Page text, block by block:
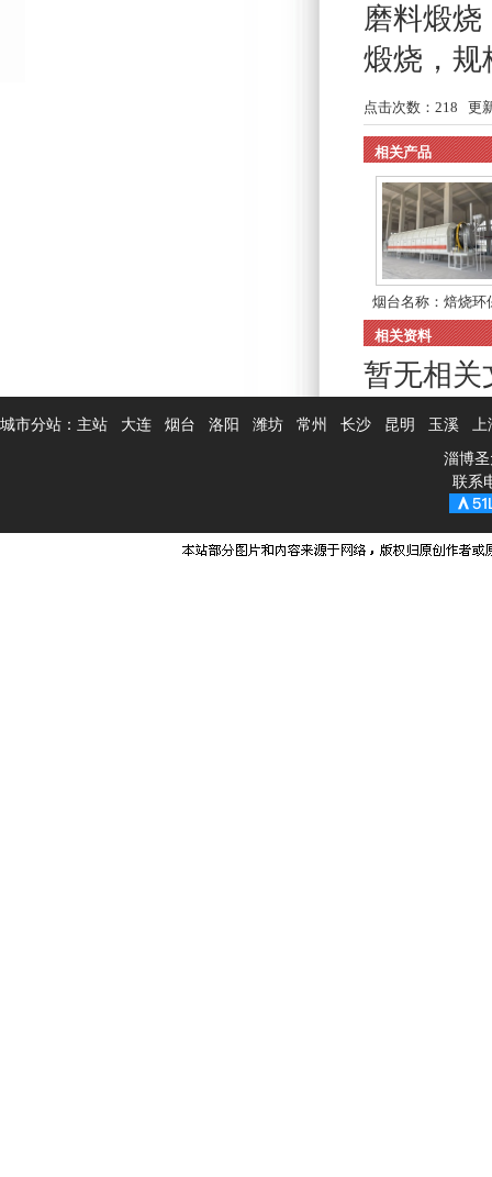
磨料煅
煅烧，规
点击次数： 218 更
相关产品
烟台名称：焙烧环
吸...
相关资料
暂无相关
城市分站： 主站 大连 烟台 洛阳 潍坊 常州 长沙 昆明 玉溪 上
淄博
联系